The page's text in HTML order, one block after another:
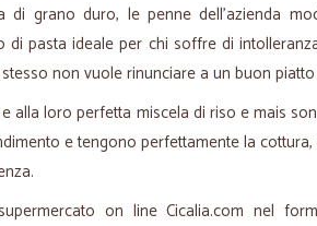
di grano duro, le penne dell'azienda
di pasta ideale per chi soffre di
non vuole rinunciare a un buon
alla loro perfetta miscela di riso e mais
e tengono perfettamente la
on line Cicalia.com nel